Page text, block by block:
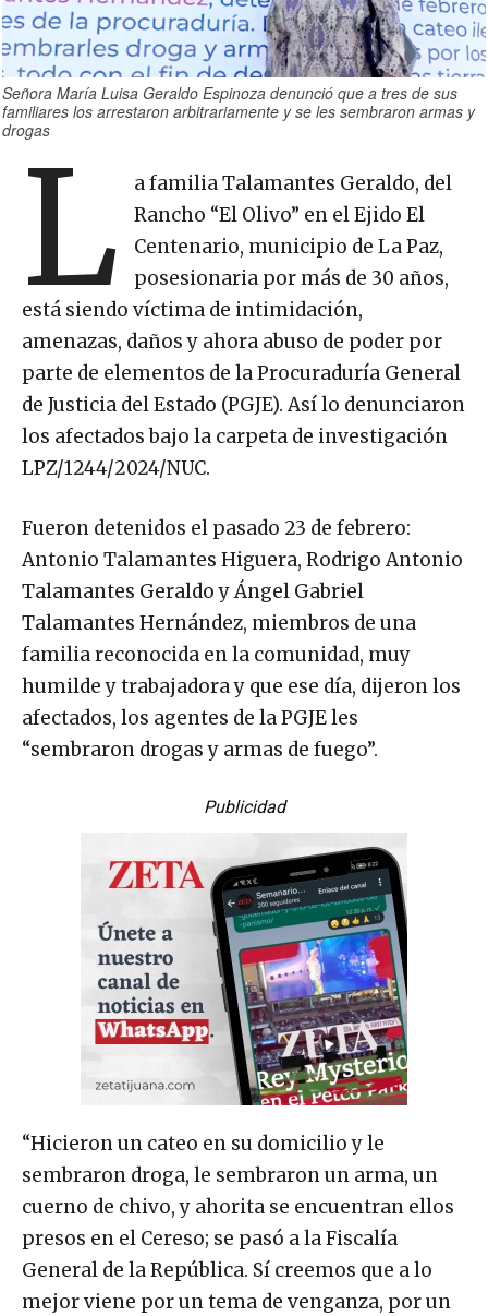
Señora María Luisa Geraldo Espinoza denunció que a tres de sus
familiares los arrestaron arbitrariamente y se les sembraron armas y
drogas
L
a familia Talamantes Geraldo, del
Rancho “El Olivo” en el Ejido El
Centenario, municipio de La Paz,
posesionaria por más de 30 años,
está siendo víctima de intimidación,
amenazas, daños y ahora abuso de poder por
parte de elementos de la Procuraduría General
de Justicia del Estado (PGJE). Así lo denunciaron
los afectados bajo la carpeta de investigación
LPZ/1244/2024/NUC.
Fueron detenidos el pasado 23 de febrero:
Antonio Talamantes Higuera, Rodrigo Antonio
Talamantes Geraldo y Ángel Gabriel
Talamantes Hernández, miembros de una
familia reconocida en la comunidad, muy
humilde y trabajadora y que ese día, dijeron los
afectados, los agentes de la PGJE les
“sembraron drogas y armas de fuego”.
Publicidad
“Hicieron un cateo en su domicilio y le
sembraron droga, le sembraron un arma, un
cuerno de chivo, y ahorita se encuentran ellos
presos en el Cereso; se pasó a la Fiscalía
General de la República. Sí creemos que a lo
mejor viene por un tema de venganza, por un